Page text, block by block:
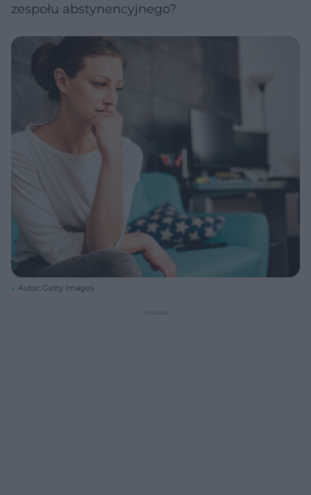
zespołu abstynencyjnego?
Autor: Getty Images